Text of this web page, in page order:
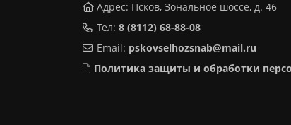
Адрес: Псков, Зональное шоссе, д. 46
Тел: 8 (8112) 68-88-08
Email: pskovselhozsnab@mail.ru
Политика защиты и обработки